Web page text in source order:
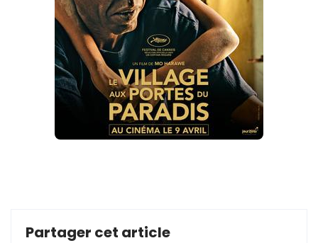
Partager cet article